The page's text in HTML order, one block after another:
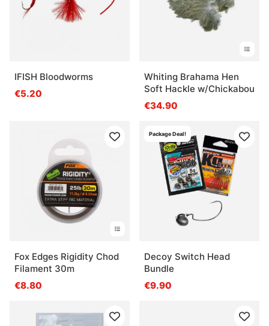
IFISH Bloodworms
€5.20
Whiting Brahama Hen
Soft Hackle w/Chickabou
€34.90
Fox Edges Rigidity Chod
Filament 30m
€8.80
Package Deal!
Decoy Switch Head
Bundle
€9.90